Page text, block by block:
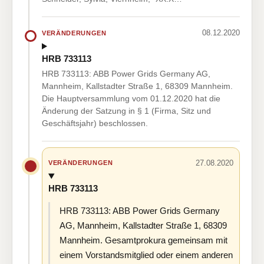
VERÄNDERUNGEN 08.12.2020
HRB 733113
HRB 733113: ABB Power Grids Germany AG,
Mannheim, Kallstadter Straße 1, 68309 Mannheim.
Die Hauptversammlung vom 01.12.2020 hat die
Änderung der Satzung in § 1 (Firma, Sitz und
Geschäftsjahr) beschlossen.
VERÄNDERUNGEN 27.08.2020
HRB 733113
HRB 733113: ABB Power Grids Germany
AG, Mannheim, Kallstadter Straße 1, 68309
Mannheim. Gesamtprokura gemeinsam mit
einem Vorstandsmitglied oder einem anderen